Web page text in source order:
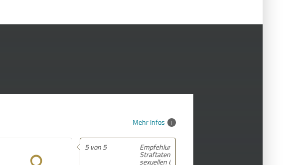
Mehr Infos
Empfehlung! Als ich einiger
Straftaten aufgrund von
sexuellen Übergriffen